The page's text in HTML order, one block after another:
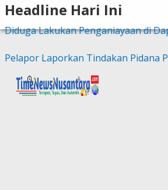
Headline Hari Ini
Diduga Lakukan Penganiayaan di
Pelapor Laporkan Tindakan Pidana